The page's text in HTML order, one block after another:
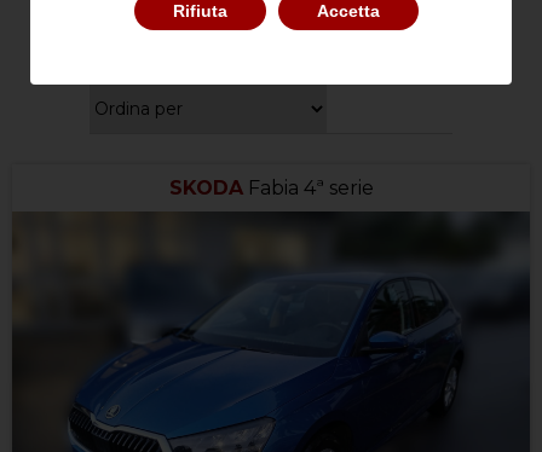
SKODAFabia 4ª serie
Rifiuta Accetta